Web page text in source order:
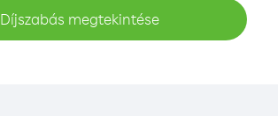
Díjszabás megtekintése